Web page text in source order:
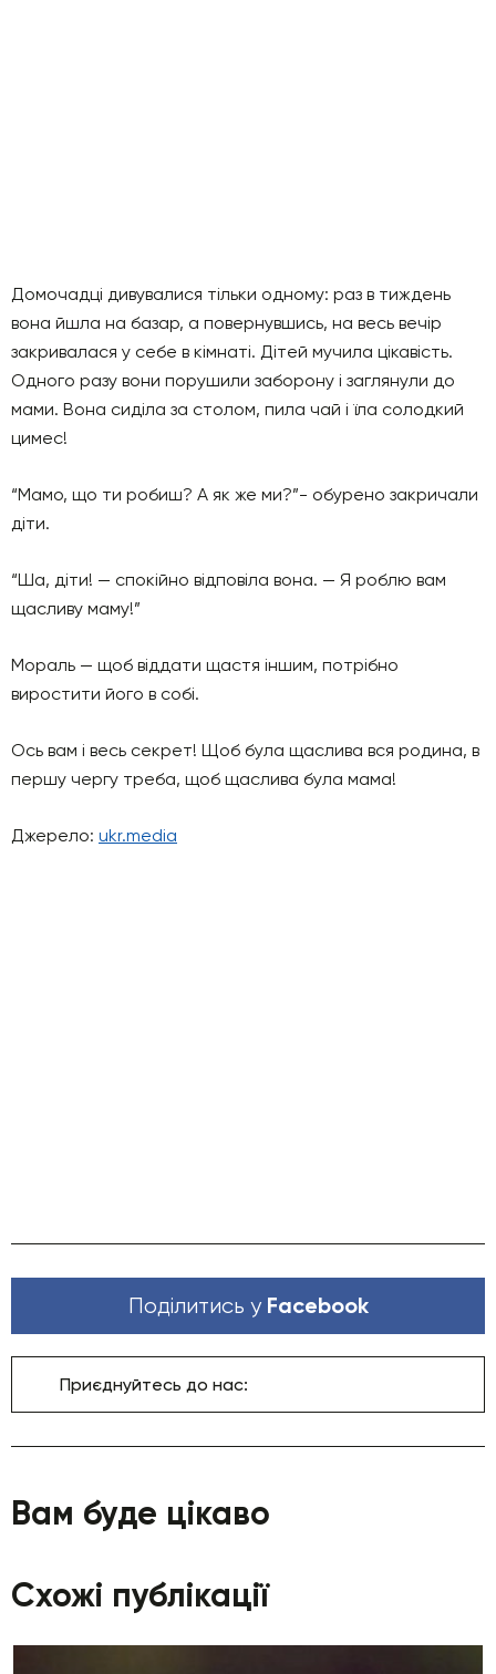
Домочадці дивувалися тільки одному: раз в тиждень
вона йшла на базар, а повернувшись, на весь вечір
закривалася у себе в кімнаті. Дітей мучила цікавість.
Одного разу вони порушили заборону і заглянули до
мами. Вона сиділа за столом, пила чай і їла солодкий
цимес!
“Мамо, що ти робиш? А як же ми?”- обурено закричали
діти.
“Ша, діти! — спокійно відповіла вона. — Я роблю вам
щасливу маму!”
Мораль — щоб віддати щастя іншим, потрібно
виростити його в собі.
Ось вам і весь секрет! Щоб була щаслива вся родина, в
першу чергу треба, щоб щаслива була мама!
Джерело: ukr.media
Поділитись у Facebook
Приєднуйтесь до нас:
Вам буде цікаво
Схожі публікації